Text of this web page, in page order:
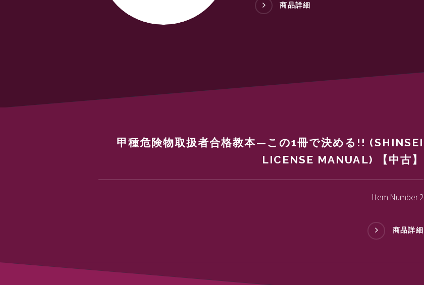
商品詳細
甲種危険物取扱者合格教本—この1冊で決める!! (SHINSEI
LICENSE MANUAL) 【中古】
Item Number 2
商品詳細